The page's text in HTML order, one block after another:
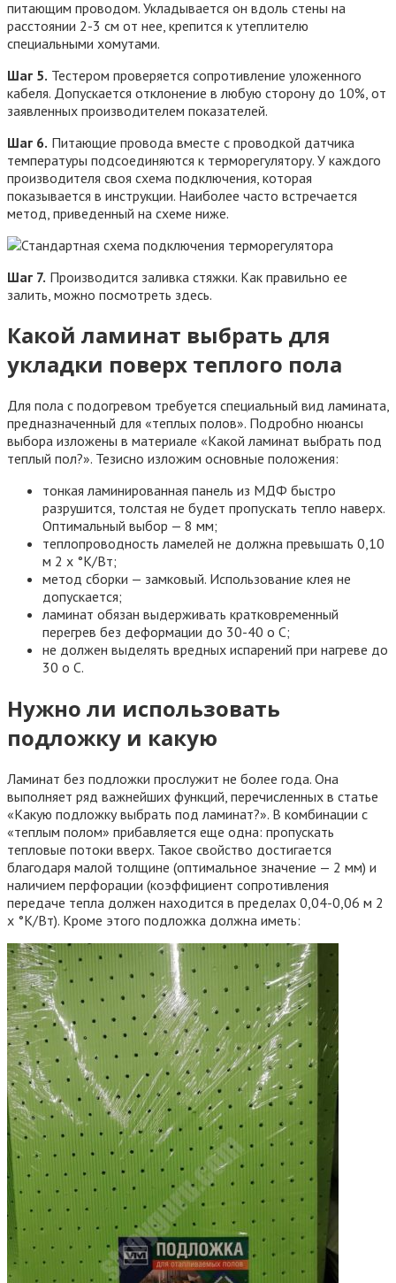
питающим проводом. Укладывается он вдоль стены на
расстоянии 2-3 см от нее, крепится к утеплителю
специальными хомутами.
Шаг 5. Тестером проверяется сопротивление уложенного
кабеля. Допускается отклонение в любую сторону до 10%, от
заявленных производителем показателей.
Шаг 6. Питающие провода вместе с проводкой датчика
температуры подсоединяются к терморегулятору. У каждого
производителя своя схема подключения, которая
показывается в инструкции. Наиболее часто встречается
метод, приведенный на схеме ниже.
Шаг 7. Производится заливка стяжки. Как правильно ее
залить, можно посмотреть здесь.
Какой ламинат выбрать для
укладки поверх теплого пола
Для пола с подогревом требуется специальный вид ламината,
предназначенный для «теплых полов». Подробно нюансы
выбора изложены в материале «Какой ламинат выбрать под
теплый пол?». Тезисно изложим основные положения:
тонкая ламинированная панель из МДФ быстро
разрушится, толстая не будет пропускать тепло наверх.
Оптимальный выбор — 8 мм;
теплопроводность ламелей не должна превышать 0,10
м 2 х °K/Вт;
метод сборки — замковый. Использование клея не
допускается;
ламинат обязан выдерживать кратковременный
перегрев без деформации до 30-40 o С;
не должен выделять вредных испарений при нагреве до
30 o С.
Нужно ли использовать
подложку и какую
Ламинат без подложки прослужит не более года. Она
выполняет ряд важнейших функций, перечисленных в статье
«Какую подложку выбрать под ламинат?». В комбинации с
«теплым полом» прибавляется еще одна: пропускать
тепловые потоки вверх. Такое свойство достигается
благодаря малой толщине (оптимальное значение — 2 мм) и
наличием перфорации (коэффициент сопротивления
передаче тепла должен находится в пределах 0,04-0,06 м 2
х °K/Вт). Кроме этого подложка должна иметь: